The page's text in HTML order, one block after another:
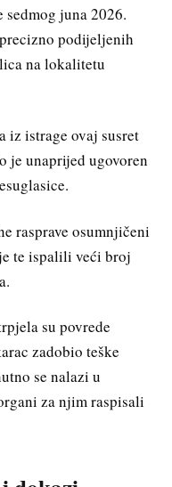
juna 2026.
podijeljenih
na lokalitetu
iz istrage ovaj susret
je unaprijed ugovoren
rasprave osumnjičeni
te ispalili veći broj
su povrede
zadobio teške
se nalazi u
za njim raspisali